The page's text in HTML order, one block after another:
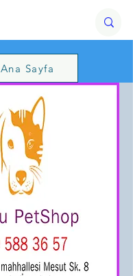
Ana Sayfa